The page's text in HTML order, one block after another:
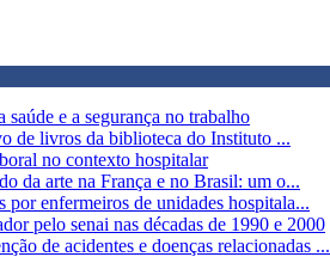
e a segurança no trabalho
de livros da biblioteca do Instituto ...
no contexto hospitalar
da arte na França e no Brasil: um o...
por enfermeiros de unidades hospitala...
pelo senai nas décadas de 1990 e 2000
de acidentes e doenças relacionadas ...